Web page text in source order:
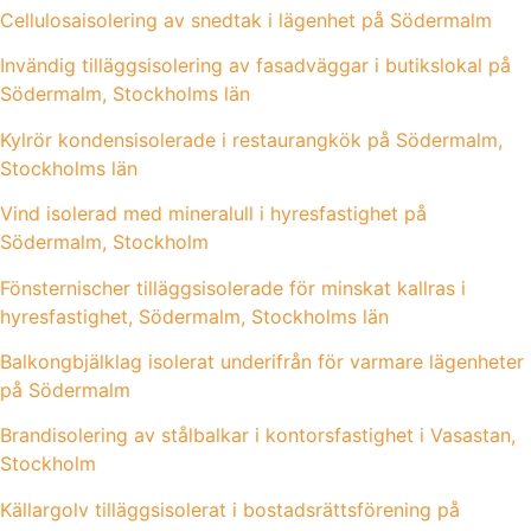
Cellulosaisolering av snedtak i lägenhet på Södermalm
Invändig tilläggsisolering av fasadväggar i butikslokal på
Södermalm, Stockholms län
Kylrör kondensisolerade i restaurangkök på Södermalm,
Stockholms län
Vind isolerad med mineralull i hyresfastighet på
Södermalm, Stockholm
Fönsternischer tilläggsisolerade för minskat kallras i
hyresfastighet, Södermalm, Stockholms län
Balkongbjälklag isolerat underifrån för varmare lägenheter
på Södermalm
Brandisolering av stålbalkar i kontorsfastighet i Vasastan,
Stockholm
Källargolv tilläggsisolerat i bostadsrättsförening på